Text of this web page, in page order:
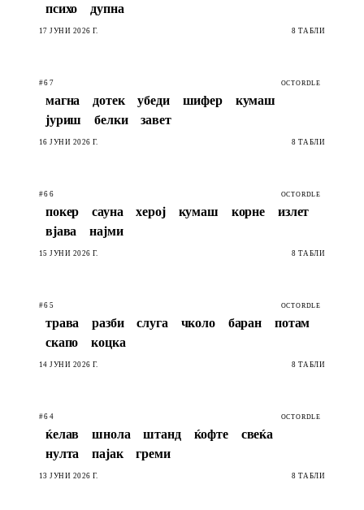
психо
дупна
17 ЈУНИ 2026 Г. 8 ТАБЛИ
#67 OCTORDLE
магна дотек убеди шифер
кумаш
јуриш
белки завет
16 ЈУНИ 2026 Г. 8 ТАБЛИ
#66 OCTORDLE
покер сауна херој кумаш корне
излет
вјава
најми
15 ЈУНИ 2026 Г. 8 ТАБЛИ
#65 OCTORDLE
трава разби слуга чколо баран
потам
скапо
коцка
14 ЈУНИ 2026 Г. 8 ТАБЛИ
#64 OCTORDLE
ќелав шнола штанд ќофте
свеќа
нулта
пајак греми
13 ЈУНИ 2026 Г. 8 ТАБЛИ